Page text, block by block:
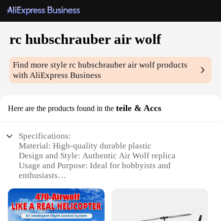
rc hubschrauber air wolf
Find more stylerc hubschrauber air wolf products
with AliExpress Business
Here are the products found in the teile & Accs
Specifications:
Material: High-quality durable plastic
Design and Style: Authentic Air Wolf replica
Usage and Purpose: Ideal for hobbyists and
enthusiasts
aerodynamics
Parts and Accessories: Comprehensive set of
replacement parts